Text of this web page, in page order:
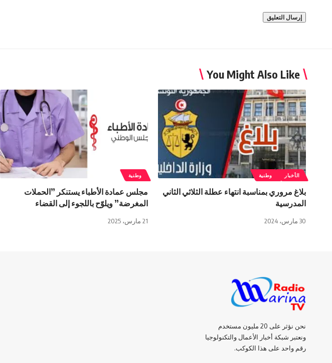
You Might Also Like
الأخبار وطنية
بلاغ مروري بمناسبة انتهاء عطلة الثلاثي الثاني
المدرسية
30 مارس، 2024
وطنية
مجلس عمادة الأطباء يستنكر ”الحملات
المغرضة” ويلوّح باللجوء إلى القضاء
21 مارس، 2025
نحن نؤثر على 20 مليون مستخدم
ونعتبر شبكة أخبار الأعمال والتكنولوجيا
رقم واحد على هذا الكوكب.